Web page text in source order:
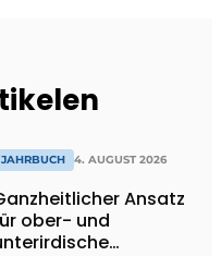
JAHRBUCH 4. AUGUST 2026
Ansatz
ober- und